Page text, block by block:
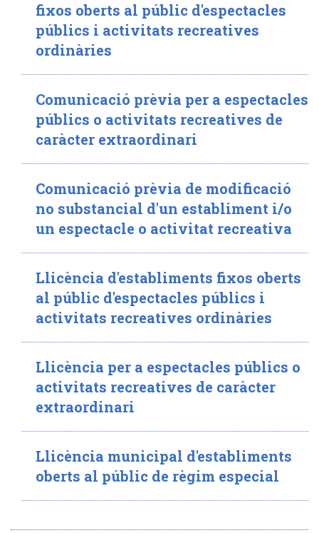
fixos oberts al públic d'espectacles
públics i activitats recreatives
ordinàries
Comunicació prèvia per a espectacles
públics o activitats recreatives de
caràcter extraordinari
Comunicació prèvia de modificació
no substancial d'un establiment i/o
un espectacle o activitat recreativa
Llicència d'establiments fixos oberts
al públic d'espectacles públics i
activitats recreatives ordinàries
Llicència per a espectacles públics o
activitats recreatives de caràcter
extraordinari
Llicència municipal d'establiments
oberts al públic de règim especial